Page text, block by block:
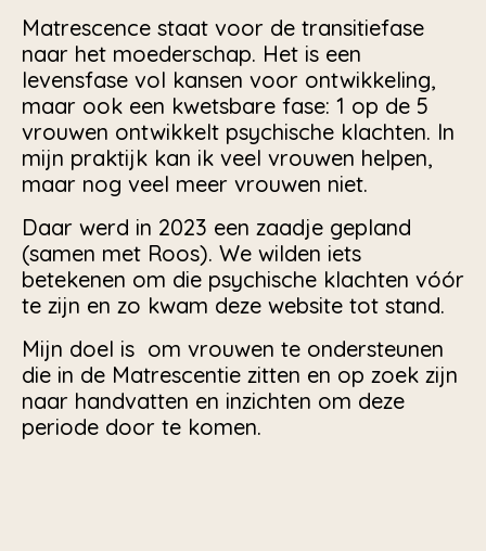
Matrescence staat voor de transitiefase
naar het moederschap. Het is een
levensfase vol kansen voor ontwikkeling,
maar ook een kwetsbare fase: 1 op de 5
vrouwen ontwikkelt psychische klachten. In
mijn praktijk kan ik veel vrouwen helpen,
maar nog veel meer vrouwen niet.
Daar werd in 2023 een zaadje gepland
(samen met Roos). We wilden iets
betekenen om die psychische klachten vóór
te zijn en zo kwam deze website tot stand.
Mijn doel is om vrouwen te ondersteunen
die in de Matrescentie zitten en op zoek zijn
naar handvatten en inzichten om deze
periode door te komen.